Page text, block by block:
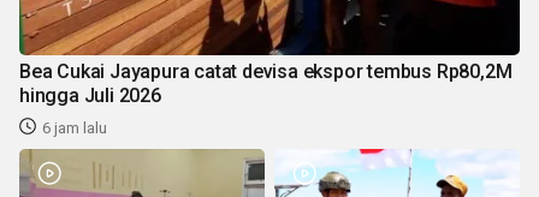
Bea Cukai Jayapura catat devisa ekspor tembus Rp80,2M
hingga Juli 2026
6 jam lalu